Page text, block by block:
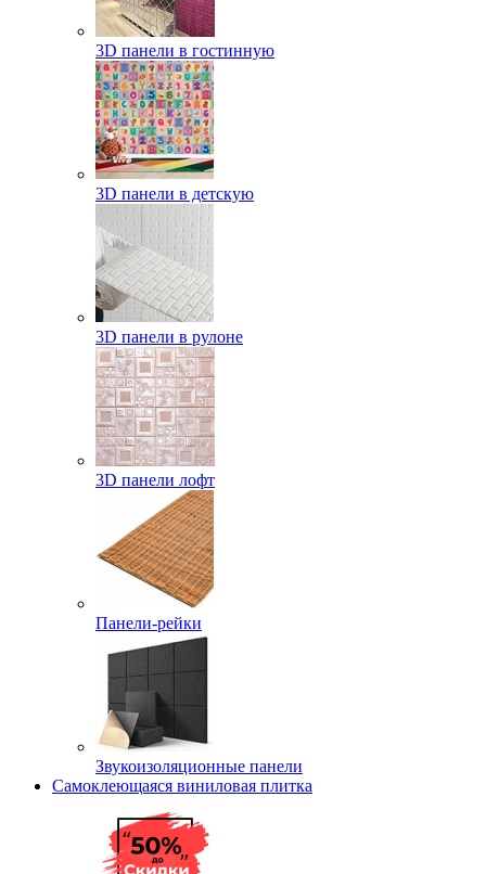
3D панели в гостинную
3D панели в детскую
3D панели в рулоне
3D панели лофт
Панели-рейки
Звукоизоляционные панели
Самоклеющаяся виниловая плитка